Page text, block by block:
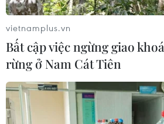
vietnamplus.vn
Bất cập việc ngừng giao
rừng ở Nam Cát Tiên